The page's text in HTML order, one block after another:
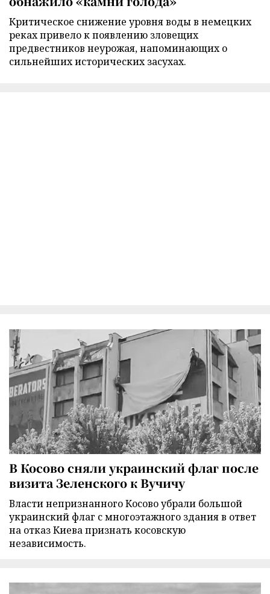
Критическое снижение уровня воды в немецких
реках привело к появлению зловещих
предвестников неурожая, напоминающих о
сильнейших исторических засухах.
В Косово сняли украинский флаг после
визита Зеленского к Вучичу
Власти непризнанного Косово убрали большой
украинский флаг с многоэтажного здания в ответ
на отказ Киева признать косовскую
независимость.